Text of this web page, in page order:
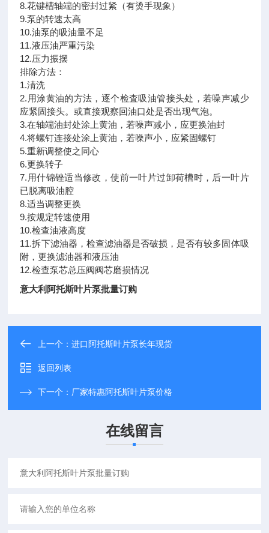
8.花键槽轴端的密封过紧（有烫手现象）
9.泵的转速太高
10.油泵的吸油量不足
11.液压油严重污染
12.压力振摆
排除方法：
1.淸洗
2.用涂黄油的方法，逐个检査吸油管接头处，若噪声减少
应紧固接头。或直接观察回油口处是否出现气泡。
3.在轴端油封处涂上黄油，若噪声减小，应更换油封
4.将螺钉连接处涂上黄油，若噪声小，应紧固螺钉
5.重新调整使之同心
6.更换转子
7.用什锦锉适当修改，使前一叶片过卸荷槽时，后一叶片
已脱离吸油腔
8.适当调整更换
9.按规定转速使用
10.检查油液高度
11.拆下滤油器，检查滤油器是否破损，是否有较多固体吸
附，更换滤油器和液压油
12.检查泵芯总压阀阀芯磨损情况
意大利阿托斯叶片泵批量订购
上一个：进口阿托斯叶片泵长年现货
返回列表
下一个： 厂家特惠阿托斯叶片泵价格
在线留言